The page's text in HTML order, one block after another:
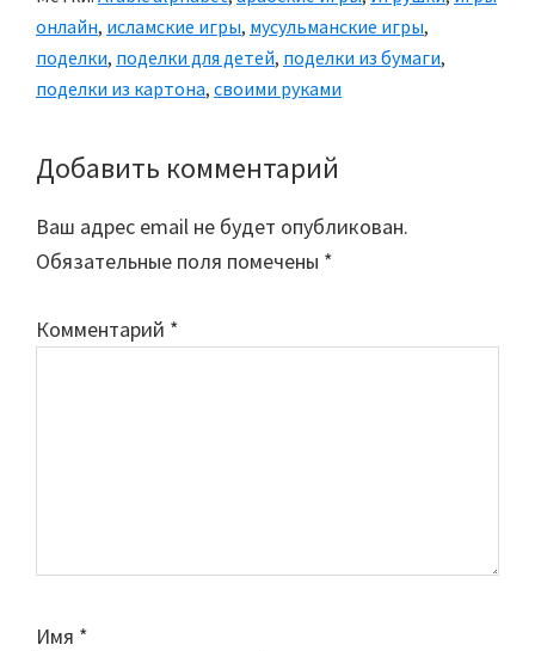
онлайн, исламские игры, мусульманские игры,
поделки, поделки для детей, поделки из бумаги,
поделки из картона, своими руками
Reader
Interactions
Добавить комментарий
Ваш адрес email не будет опубликован.
Обязательные поля помечены *
Комментарий *
Имя *